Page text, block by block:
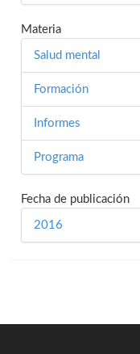
Materia
Salud mental
Formación
Informes
Programa
Fecha de publicación
2016